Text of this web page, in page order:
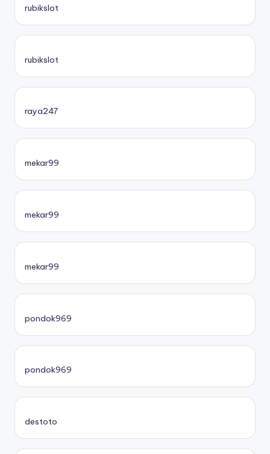
rubikslot
rubikslot
raya247
mekar99
mekar99
mekar99
pondok969
pondok969
destoto